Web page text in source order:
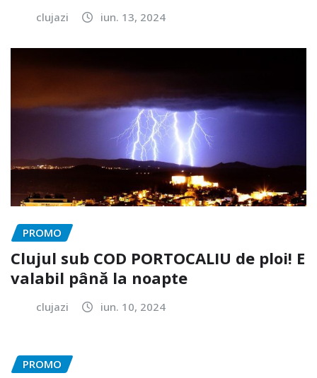
clujazi iun. 13, 2024
PROMO
Clujul sub COD PORTOCALIU de ploi! E
valabil până la noapte
clujazi iun. 10, 2024
PROMO